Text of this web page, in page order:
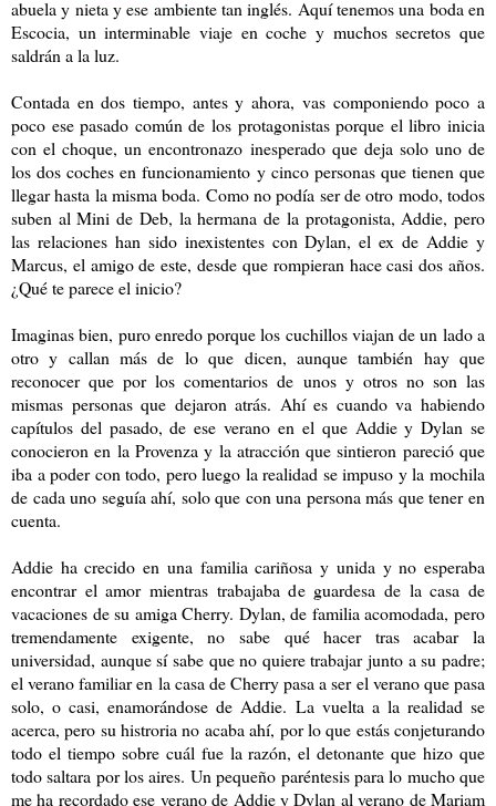
abuela y nieta y ese ambiente tan inglés. Aquí tenemos una boda en
Escocia, un interminable viaje en coche y muchos secretos que
saldrán a la luz.
Contada en dos tiempo, antes y ahora, vas componiendo poco a
poco ese pasado común de los protagonistas porque el libro inicia
con el choque, un encontronazo inesperado que deja solo uno de
los dos coches en funcionamiento y cinco personas que tienen que
llegar hasta la misma boda. Como no podía ser de otro modo, todos
suben al Mini de Deb, la hermana de la protagonista, Addie, pero
las relaciones han sido inexistentes con Dylan, el ex de Addie y
Marcus, el amigo de este, desde que rompieran hace casi dos años.
¿Qué te parece el inicio?
Imaginas bien, puro enredo porque los cuchillos viajan de un lado a
otro y callan más de lo que dicen, aunque también hay que
reconocer que por los comentarios de unos y otros no son las
mismas personas que dejaron atrás. Ahí es cuando va habiendo
capítulos del pasado, de ese verano en el que Addie y Dylan se
conocieron en la Provenza y la atracción que sintieron pareció que
iba a poder con todo, pero luego la realidad se impuso y la mochila
de cada uno seguía ahí, solo que con una persona más que tener en
cuenta.
Addie ha crecido en una familia cariñosa y unida y no esperaba
encontrar el amor mientras trabajaba de guardesa de la casa de
vacaciones de su amiga Cherry. Dylan, de familia acomodada, pero
tremendamente exigente, no sabe qué hacer tras acabar la
universidad, aunque sí sabe que no quiere trabajar junto a su padre;
el verano familiar en la casa de Cherry pasa a ser el verano que pasa
solo, o casi, enamorándose de Addie. La vuelta a la realidad se
acerca, pero su histroria no acaba ahí, por lo que estás conjeturando
todo el tiempo sobre cuál fue la razón, el detonante que hizo que
todo saltara por los aires. Un pequeño paréntesis para lo mucho que
me ha recordado ese verano de Addie y Dylan al verano de Mariam